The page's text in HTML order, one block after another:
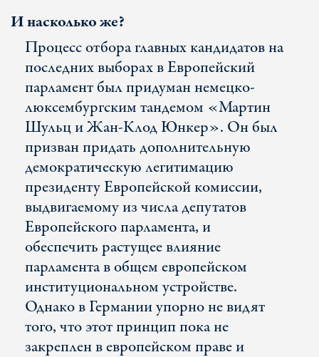
И насколько же?
Процесс отбора главных кандидатов на
последних выборах в Европейский
парламент был придуман немецко-
люксембургским тандемом «Мартин
Шульц и Жан-Клод Юнкер». Он был
призван придать дополнительную
демократическую легитимацию
президенту Европейской комиссии,
выдвигаемому из числа депутатов
Европейского парламента, и
обеспечить растущее влияние
парламента в общем европейском
институциональном устройстве.
Однако в Германии упорно не видят
того, что этот принцип пока не
закреплен в европейском праве и